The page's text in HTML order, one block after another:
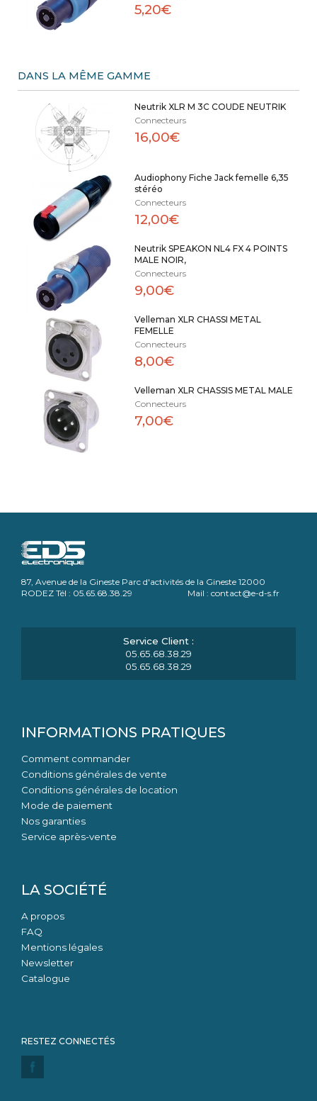
5,20€
DANS LA MÊME GAMME
Neutrik XLR M 3C COUDE NEUTRIK
Connecteurs
16,00€
Audiophony Fiche Jack femelle 6,35
stéréo
Connecteurs
12,00€
Neutrik SPEAKON NL4 FX 4 POINTS
MALE NOIR,
Connecteurs
9,00€
Velleman XLR CHASSI METAL
FEMELLE
Connecteurs
8,00€
Velleman XLR CHASSIS METAL MALE
Connecteurs
7,00€
87, Avenue de la Gineste Parc d'activités de la Gineste 12000
RODEZ Tél : 05.65.68.38.29 Mail : contact@e-d-s.fr
05.65.68.38.29
05.65.68.38.29
INFORMATIONS PRATIQUES
Comment commander
Conditions générales de vente
Conditions générales de location
Mode de paiement
Nos garanties
Service après-vente
LA SOCIÉTÉ
A propos
FAQ
Mentions légales
Newsletter
Catalogue